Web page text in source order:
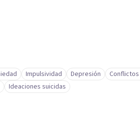
Impulsividad Depresión
Ideaciones suicidas